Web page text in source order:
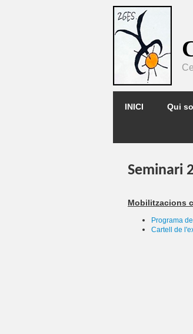
INICI Qui
Seminari
Mobilitzacions
Programa
Cartell de